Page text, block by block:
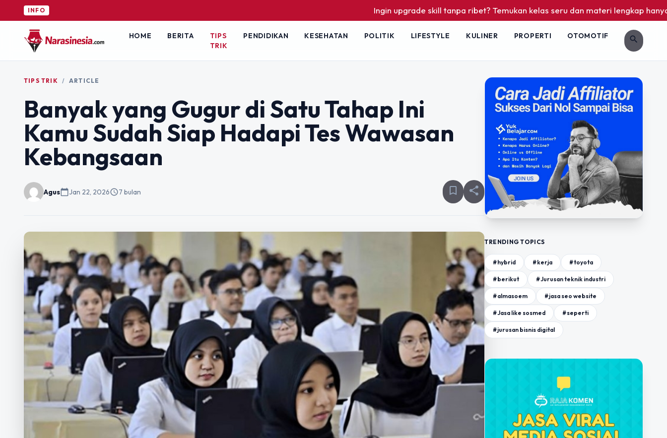
INFO Ingin upgrade skill tanpa ribet? Temukan kelas seru dan materi lengkap hanya di
HOME BERITA
TIPS
TRIK
PENDIDIKAN KESEHATAN POLITIK LIFESTYLE KULINER PROPERTI OTOMOTIF search
TIPS TRIK / ARTICLE
Banyak yang Gugur di Satu Tahap Ini
Kamu Sudah Siap Hadapi Tes Wawasan
Kebangsaan
Aguscalendar_todayJan 22, 2026schedule7 bulan bookmark_border share
TRENDING TOPICS
#hybrid #kerja #toyota
#berikut #Jurusan teknik industri
#almasoem #jasa seo website
#Jasa like sosmed #seperti
#jurusan bisnis digital